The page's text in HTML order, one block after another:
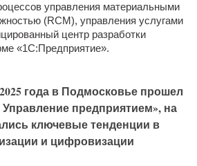
управления материальными
(RCM), управления услугами
центр разработки
«1С:Предприятие».
года в Подмосковье прошел
предприятием», на
ключевые тенденции в
и цифровизации